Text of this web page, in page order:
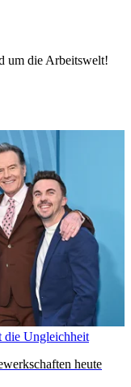
um die Arbeitswelt!
die Ungleichheit
heute